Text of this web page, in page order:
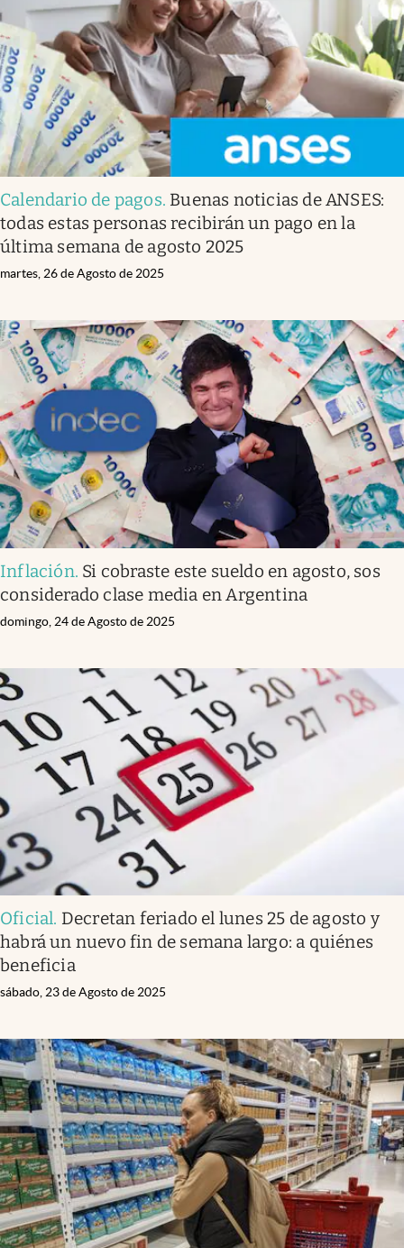
Calendario de pagos. Buenas noticias de ANSES:
todas estas personas recibirán un pago en la
última semana de agosto 2025
martes, 26 de Agosto de 2025
Inflación. Si cobraste este sueldo en agosto, sos
considerado clase media en Argentina
domingo, 24 de Agosto de 2025
Oficial. Decretan feriado el lunes 25 de agosto y
habrá un nuevo fin de semana largo: a quiénes
beneficia
sábado, 23 de Agosto de 2025